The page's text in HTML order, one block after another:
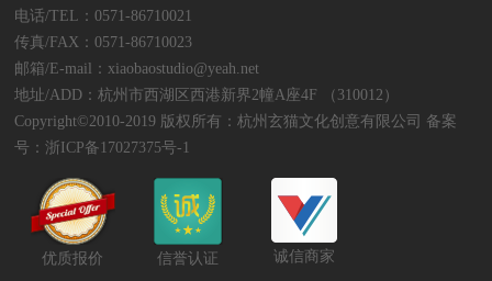
电话/TEL：0571-86710021
传真/FAX：0571-86710023
邮箱/E-mail：xiaobaostudio@yeah.net
地址/ADD：杭州市西湖区西港新界2幢A座4F （310012）
Copyright©2010-2019 版权所有：杭州玄猫文化创意有限公司 备案
号：浙ICP备17027375号-1
优质报价 信誉认证 诚信商家